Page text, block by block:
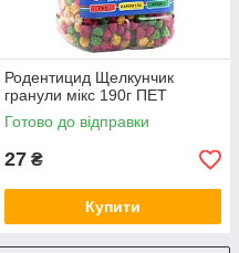
Родентицид Щелкунчик
гранули мікс 190г ПЕТ
Готово до відправки
27 ₴
Купити